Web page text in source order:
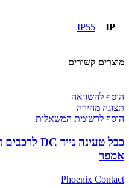
IP
IP55
מוצרים קשורים
הוסף להשוואה
תצוגה מהירה
הוסף לרשימת המשאלות
אמפר
Phoenix Contact